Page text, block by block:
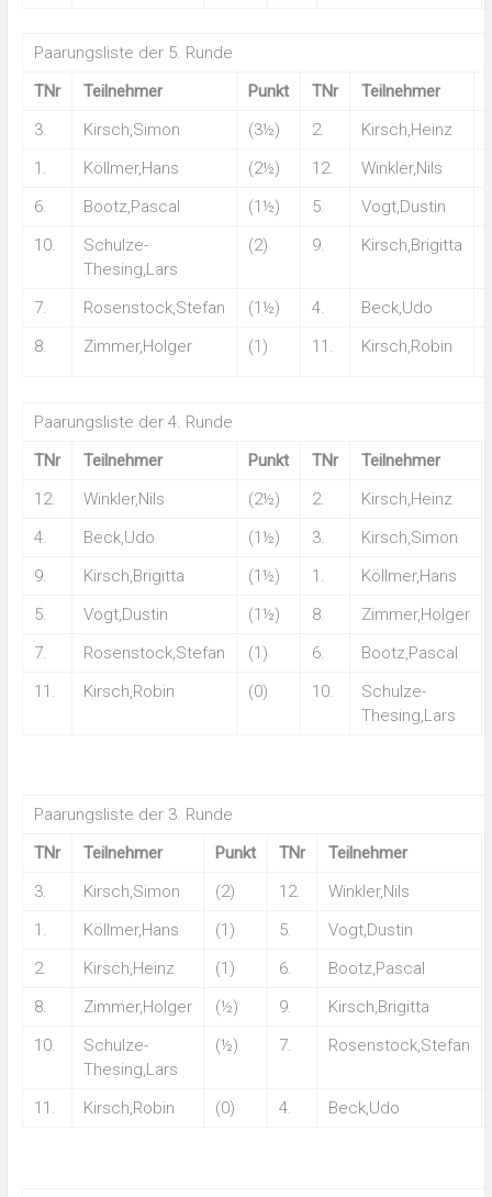
Paarungsliste der 5. Runde
TNr
Teilnehmer Punkt TNr Teilnehmer
3.
Kirsch,Simon (3½) 2. Kirsch,Heinz
1.
Köllmer,Hans (2½) 12. Winkler,Nils
6.
Bootz,Pascal (1½) 5. Vogt,Dustin
10.
Schulze-
Thesing,Lars
(2) 9. Kirsch,Brigitta
7. Rosenstock,Stefan (1½) 4. Beck,Udo
8.
Zimmer,Holger (1) 11. Kirsch,Robin
Paarungsliste der 4. Runde
TNr
Teilnehmer Punkt TNr
Teilnehmer
12.
Winkler,Nils (2½) 2.
Kirsch,Heinz
4.
Beck,Udo (1½) 3.
Kirsch,Simon
9.
Kirsch,Brigitta (1½) 1.
Köllmer,Hans
5.
Vogt,Dustin (1½) 8.
Zimmer,Holger
7.
Rosenstock,Stefan (1) 6.
Bootz,Pascal
11.
Kirsch,Robin (0) 10.
Schulze-
Thesing,Lars
Paarungsliste der 3. Runde
TNr
Teilnehmer Punkt TNr
Teilnehmer
3.
Kirsch,Simon (2) 12.
Winkler,Nils
1.
Köllmer,Hans (1) 5.
Vogt,Dustin
2.
Kirsch,Heinz (1) 6.
Bootz,Pascal
8.
Zimmer,Holger (½) 9.
Kirsch,Brigitta
10.
Schulze-
Thesing,Lars
(½) 7. Rosenstock,Stefan
11. Kirsch,Robin (0) 4. Beck,Udo